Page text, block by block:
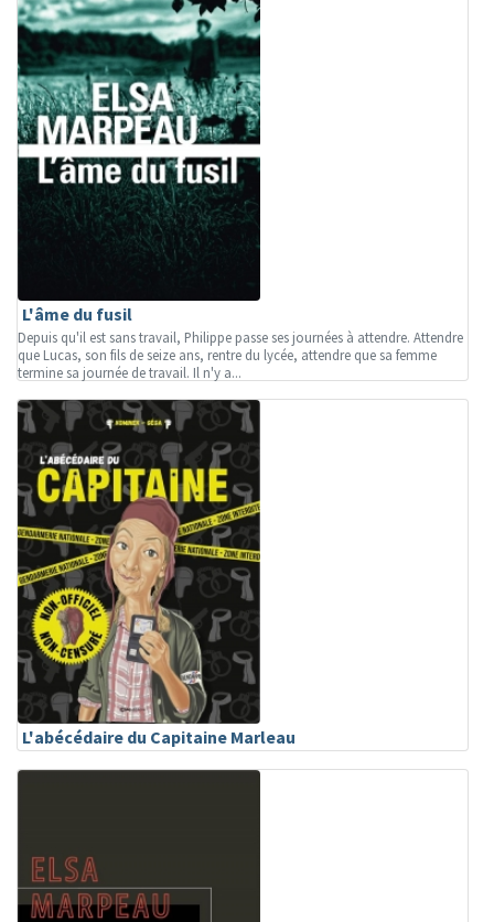
L'âme du fusil
Depuis qu'il est sans travail, Philippe passe ses journées à attendre. Attendre
que Lucas, son fils de seize ans, rentre du lycée, attendre que sa femme
termine sa journée de travail. Il n'y a...
L'abécédaire du Capitaine Marleau